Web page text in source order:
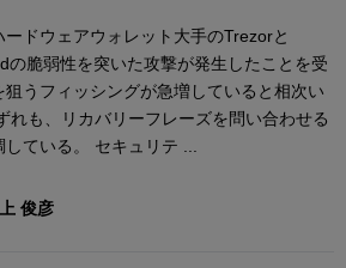
ドウェアウォレット大手のTrezorと
の脆弱性を突いた攻撃が発生したことを受
うフィッシングが急増していると相次い
れも、リカバリーフレーズを問い合わせる
ている。 セキュリテ ...
俊彦